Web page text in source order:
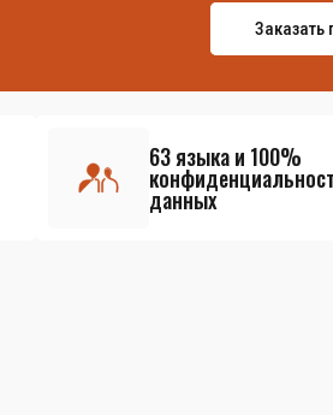
Заказать
63 языка и 100%
данных